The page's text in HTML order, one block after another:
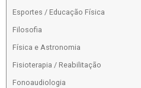
Esportes / Educação Física
Filosofia
Física e Astronomia
Fisioterapia / Reabilitação
Fonoaudiologia